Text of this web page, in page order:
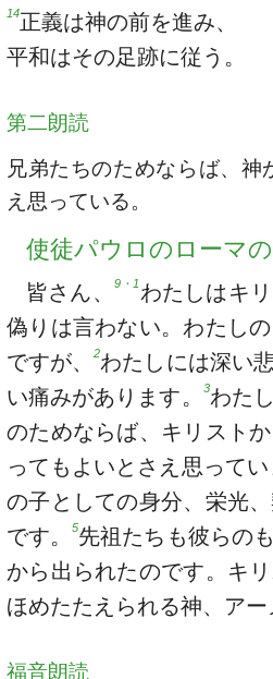
14正義は神の前を進み、
平和はその足跡に従う。
第二朗読
兄弟たちのためならば、
え思っている。
使徒パウロのローマ
皆さん、 9・1 わたしはキ
偽りは言わない。わたし
ですが、2わたしには深い
い痛みがあります。
3わた
のためならば、キリスト
ってもよいとさえ思って
の子としての身分、栄光
です。5先祖たちも彼らの
から出られたのです。キ
ほめたたえられる神、アー
福音朗読